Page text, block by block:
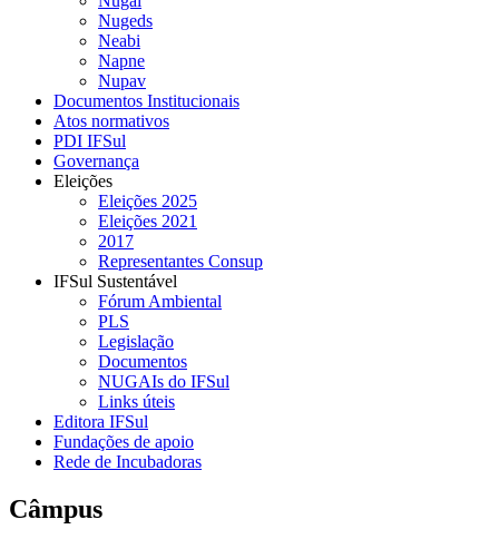
Nugeds
Neabi
Napne
Nupav
Documentos Institucionais
Atos normativos
PDI IFSul
Governança
Eleições
Eleições 2025
Eleições 2021
2017
Representantes Consup
IFSul Sustentável
Fórum Ambiental
PLS
Legislação
Documentos
NUGAIs do IFSul
Links úteis
Editora IFSul
Fundações de apoio
Rede de Incubadoras
Câmpus